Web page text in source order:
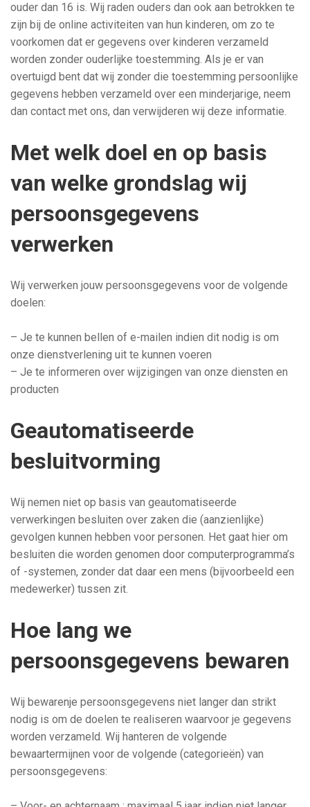
ouder dan 16 is. Wij raden ouders dan ook aan betrokken te
zijn bij de online activiteiten van hun kinderen, om zo te
voorkomen dat er gegevens over kinderen verzameld
worden zonder ouderlijke toestemming. Als je er van
overtuigd bent dat wij zonder die toestemming persoonlijke
gegevens hebben verzameld over een minderjarige, neem
dan contact met ons, dan verwijderen wij deze informatie.
Met welk doel en op basis
van welke grondslag wij
persoonsgegevens
verwerken
Wij verwerken jouw persoonsgegevens voor de volgende
doelen:
– Je te kunnen bellen of e-mailen indien dit nodig is om
onze dienstverlening uit te kunnen voeren
– Je te informeren over wijzigingen van onze diensten en
producten
Geautomatiseerde
besluitvorming
Wij nemen niet op basis van geautomatiseerde
verwerkingen besluiten over zaken die (aanzienlijke)
gevolgen kunnen hebben voor personen. Het gaat hier om
besluiten die worden genomen door computerprogramma’s
of -systemen, zonder dat daar een mens (bijvoorbeeld een
medewerker) tussen zit.
Hoe lang we
persoonsgegevens bewaren
Wij bewarenje persoonsgegevens niet langer dan strikt
nodig is om de doelen te realiseren waarvoor je gegevens
worden verzameld. Wij hanteren de volgende
bewaartermijnen voor de volgende (categorieën) van
persoonsgegevens: